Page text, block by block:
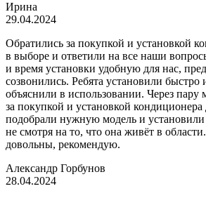
Ирина
29.04.2024
Обратились за покупкой и установкой
в выборе и ответили на все наши
и время установки удобную для нас,
созвонились. Ребята установили быстро
объяснили в использовании. Через пару
за покупкой и установкой кондиционера
подобрали нужную модель и
не смотря на то, что она живёт в
довольны, рекомендую.
Александр Горбунов
28.04.2024